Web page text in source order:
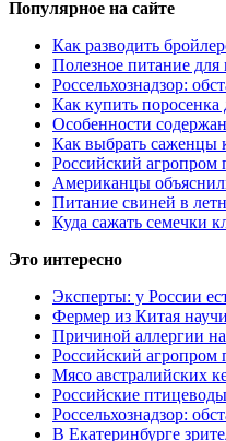
Популярное на сайте
Как разводить
Полезное питание для
Россельхознадзор:
Как купить поросенка
Особенности
Как выбрать саженцы
Российский агропром
Американцы
Питание свиней в
Куда сажать семечки
Это интересно
Эксперты: у России
Фермер из Китая
Причиной аллергии
Российский агропром
Мясо австралийских
Российские
Россельхознадзор:
В Екатеринбурге